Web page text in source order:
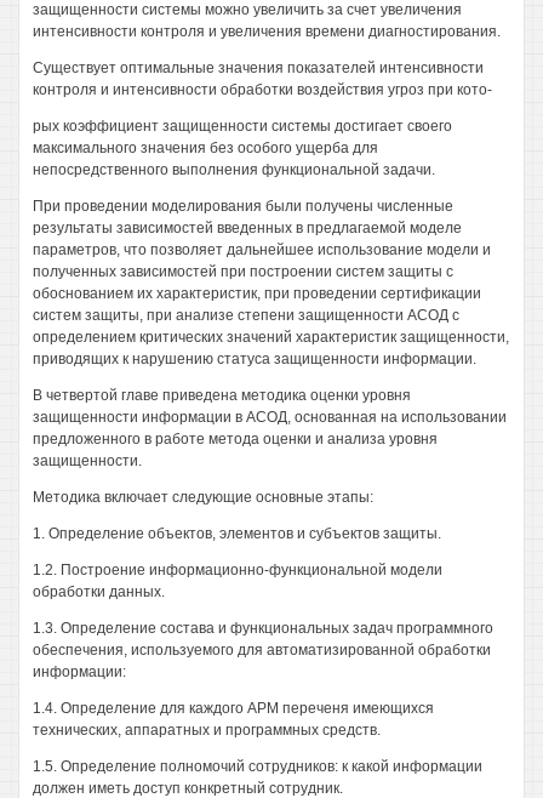
защищенности системы можно увеличить за счет увеличения
интенсивности контроля и увеличения времени диагностирования.
Существует оптимальные значения показателей интенсивности
контроля и интенсивности обработки воздействия угроз при кото-
рых коэффициент защищенности системы достигает своего
максимального значения без особого ущерба для
непосредственного выполнения функциональной задачи.
При проведении моделирования были получены численные
результаты зависимостей введенных в предлагаемой моделе
параметров, что позволяет дальнейшее использование модели и
полученных зависимостей при построении систем защиты с
обоснованием их характеристик, при проведении сертификации
систем защиты, при анализе степени защищенности АСОД с
определением критических значений характеристик защищенности,
приводящих к нарушению статуса защищенности информации.
В четвертой главе приведена методика оценки уровня
защищенности информации в АСОД, основанная на использовании
предложенного в работе метода оценки и анализа уровня
защищенности.
Методика включает следующие основные этапы:
1. Определение объектов, элементов и субъектов защиты.
1.2. Построение информационно-функциональной модели
обработки данных.
1.3. Определение состава и функциональных задач программного
обеспечения, используемого для автоматизированной обработки
информации:
1.4. Определение для каждого АРМ переченя имеющихся
технических, аппаратных и программных средств.
1.5. Определение полномочий сотрудников: к какой информации
должен иметь доступ конкретный сотрудник.